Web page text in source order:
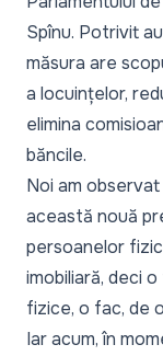
Spînu. Potrivit
măsura are
a locuințelor,
elimina
băncile.
Noi am
această nouă
persoanelor
imobiliară, deci
fizice, o fac, de
Iar acum, în